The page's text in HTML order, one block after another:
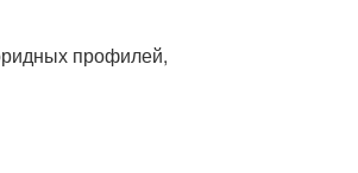
профилей,